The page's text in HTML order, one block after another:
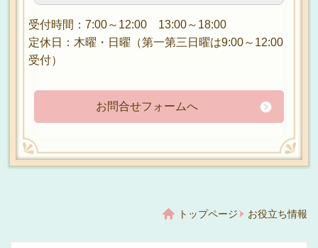
受付時間：7:00～12:00 13:00～18:00
定休日：木曜・日曜（第一第三日曜は9:00～12:00
受付）
お問合せフォームへ
トップページ お役立ち情報